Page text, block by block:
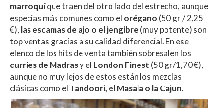
marroquíque traen del otro lado del estrecho, aunque
especias más comunes como el orégano (50 gr / 2,25
€), las escamas de ajo o el jengibre (muy potente) son
top ventas gracias a su calidad diferencial. En ese
elenco de los hits de venta también sobresalen los
curries de Madrasy el London Finest (50 gr/1,70 €),
aunque no muy lejos de estos están los mezclas
clásicas como el Tandoori, el Masala o la Cajún.